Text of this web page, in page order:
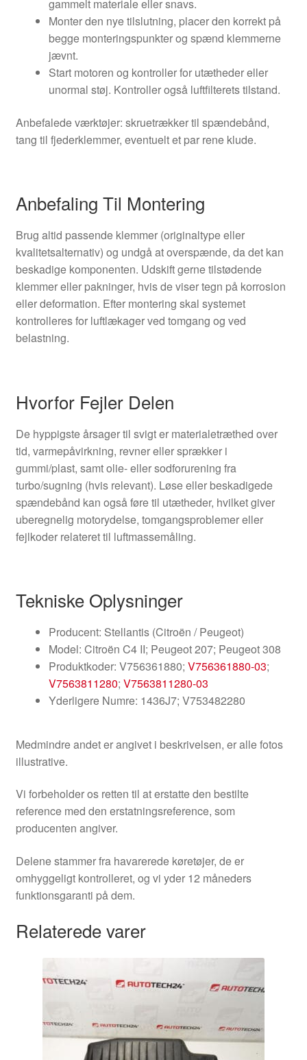
gammelt materiale eller snavs.
Monter den nye tilslutning, placer den korrekt på
begge monteringspunkter og spænd klemmerne
jævnt.
Start motoren og kontroller for utætheder eller
unormal støj. Kontroller også luftfilterets tilstand.
Anbefalede værktøjer: skruetrækker til spændebånd,
tang til fjederklemmer, eventuelt et par rene klude.
Anbefaling Til Montering
Brug altid passende klemmer (originaltype eller
kvalitetsalternativ) og undgå at overspænde, da det kan
beskadige komponenten. Udskift gerne tilstødende
klemmer eller pakninger, hvis de viser tegn på korrosion
eller deformation. Efter montering skal systemet
kontrolleres for luftlækager ved tomgang og ved
belastning.
Hvorfor Fejler Delen
De hyppigste årsager til svigt er materialetræthed over
tid, varmepåvirkning, revner eller sprækker i
gummi/plast, samt olie- eller sodforurening fra
turbo/sugning (hvis relevant). Løse eller beskadigede
spændebånd kan også føre til utætheder, hvilket giver
uberegnelig motorydelse, tomgangsproblemer eller
fejlkoder relateret til luftmassemåling.
Tekniske Oplysninger
Producent: Stellantis (Citroën / Peugeot)
Model: Citroën C4 II; Peugeot 207; Peugeot 308
Produktkoder: V756361880; V756361880-03;
V7563811280; V7563811280-03
Yderligere Numre: 1436J7; V753482280
Medmindre andet er angivet i beskrivelsen, er alle fotos
illustrative.
Vi forbeholder os retten til at erstatte den bestilte
reference med den erstatningsreference, som
producenten angiver.
Delene stammer fra havarerede køretøjer, de er
omhyggeligt kontrolleret, og vi yder 12 måneders
funktionsgaranti på dem.
Relaterede varer